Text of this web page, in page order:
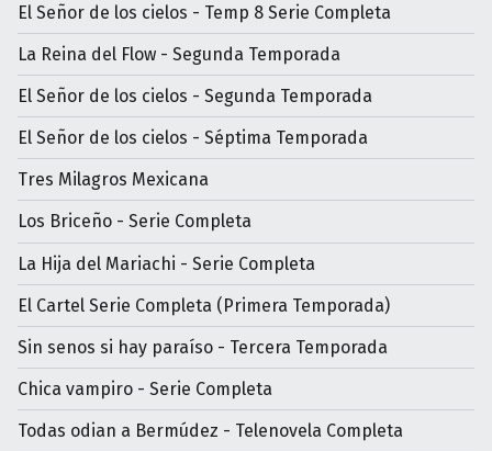
El Señor de los cielos - Temp 8 Serie Completa
La Reina del Flow - Segunda Temporada
El Señor de los cielos - Segunda Temporada
El Señor de los cielos - Séptima Temporada
Tres Milagros Mexicana
Los Briceño - Serie Completa
La Hija del Mariachi - Serie Completa
El Cartel Serie Completa (Primera Temporada)
Sin senos si hay paraíso - Tercera Temporada
Chica vampiro - Serie Completa
Todas odian a Bermúdez - Telenovela Completa